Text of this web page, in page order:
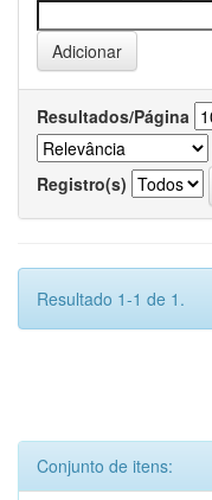
Resultados/Página
Registro(s)
Resultado 1-1 de 1.
Conjunto de itens: